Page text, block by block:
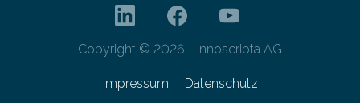
Copyright © 2026 - innoscripta AG
Impressum Datenschutz